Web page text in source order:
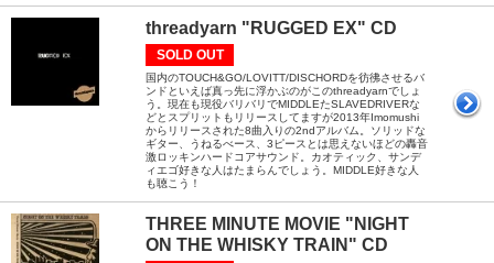
threadyarn "RUGGED EX" CD
SOLD OUT
国内のTOUCH&GO/LOVITT/DISCHORDを彷彿させるバ
ンドといえば真っ先に浮かぶのがこのthreadyarnでしょ
う。現在も現役バリバリでMIDDLEたSLAVEDRIVERな
どとスプリットもリリースしてますが2013年Imomushi
からリリースされた8曲入りの2ndアルバム。ソリッドな
ギター、うねるべース、3ピースとは思えないほどの轟音
激ロッキンハードコアサウンド。カオティック、サンデ
ィエゴ好きな人はたまらんでしょう。MIDDLE好きな人
も聴こう！
THREE MINUTE MOVIE "NIGHT
ON THE WHISKY TRAIN" CD